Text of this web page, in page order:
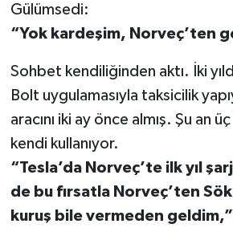
Gülümsedi:
“Yok kardeşim, Norveç’ten
Sohbet kendiliğinden aktı. İki
Bolt uygulamasıyla taksicilik
aracını iki ay önce almış. Şu an
kendi kullanıyor.
“Tesla’da Norveç’te ilk yıl
de bu fırsatla Norveç’ten
kuruş bile vermeden geldim,”